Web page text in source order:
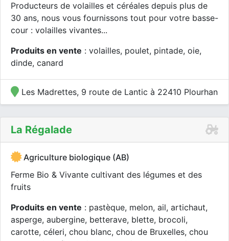
Producteurs de volailles et céréales depuis plus de
30 ans, nous vous fournissons tout pour votre basse-
cour : volailles vivantes...
Produits en vente : volailles, poulet, pintade, oie,
dinde, canard
Les Madrettes, 9 route de Lantic à 22410 Plourhan
La Régalade
Agriculture biologique (AB)
Ferme Bio & Vivante cultivant des légumes et des
fruits
Produits en vente : pastèque, melon, ail, artichaut,
asperge, aubergine, betterave, blette, brocoli,
carotte, céleri, chou blanc, chou de Bruxelles, chou